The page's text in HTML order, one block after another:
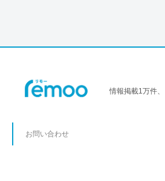
情報掲載1万件
お問い合わせ